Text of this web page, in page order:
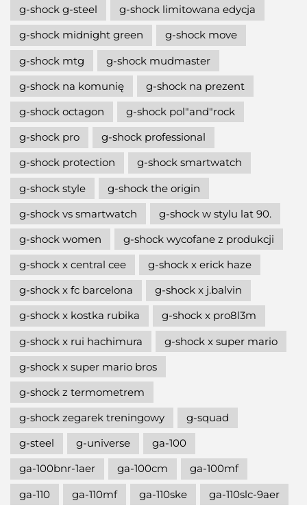
g-shock g-steel
g-shock limitowana edycja
g-shock midnight green
g-shock move
g-shock mtg
g-shock mudmaster
g-shock na komunię
g-shock na prezent
g-shock octagon
g-shock pol"and"rock
g-shock pro
g-shock professional
g-shock protection
g-shock smartwatch
g-shock style
g-shock the origin
g-shock vs smartwatch
g-shock w stylu lat 90.
g-shock women
g-shock wycofane z produkcji
g-shock x central cee
g-shock x erick haze
g-shock x fc barcelona
g-shock x j.balvin
g-shock x kostka rubika
g-shock x pro8l3m
g-shock x rui hachimura
g-shock x super mario
g-shock x super mario bros
g-shock z termometrem
g-shock zegarek treningowy
g-squad
g-steel
g-universe
ga-100
ga-100bnr-1aer
ga-100cm
ga-100mf
ga-110
ga-110mf ga-110ske
ga-110slc-9aer